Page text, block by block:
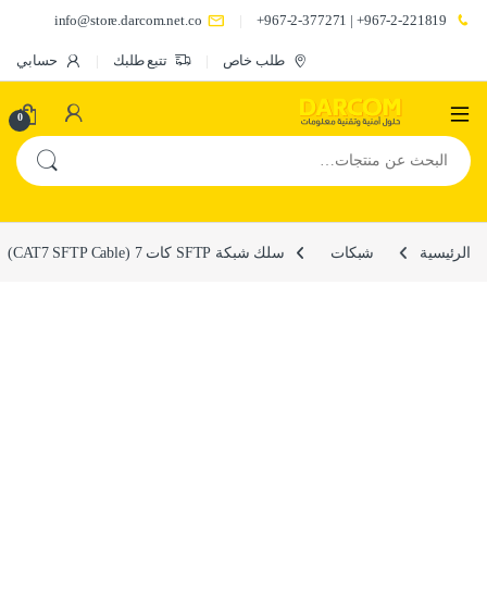
967-2-221819+ | 967-2-377271+
info@store.darcom.net.co
طلب خاص تتبع طلبك حسابي
0
البحث عن:
الرئيسية شبكات سلك شبكة SFTP كات 7 (CAT7 SFTP Cable)